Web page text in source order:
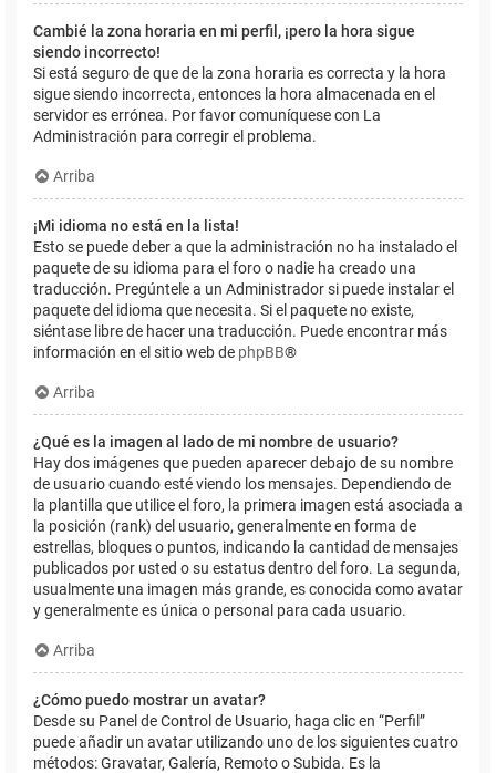
Cambié la zona horaria en mi perfil, ¡pero la hora sigue
siendo incorrecto!
Si está seguro de que de la zona horaria es correcta y la hora
sigue siendo incorrecta, entonces la hora almacenada en el
servidor es errónea. Por favor comuníquese con La
Administración para corregir el problema.
Arriba
¡Mi idioma no está en la lista!
Esto se puede deber a que la administración no ha instalado el
paquete de su idioma para el foro o nadie ha creado una
traducción. Pregúntele a un Administrador si puede instalar el
paquete del idioma que necesita. Si el paquete no existe,
siéntase libre de hacer una traducción. Puede encontrar más
información en el sitio web de phpBB®
Arriba
¿Qué es la imagen al lado de mi nombre de usuario?
Hay dos imágenes que pueden aparecer debajo de su nombre
de usuario cuando esté viendo los mensajes. Dependiendo de
la plantilla que utilice el foro, la primera imagen está asociada a
la posición (rank) del usuario, generalmente en forma de
estrellas, bloques o puntos, indicando la cantidad de mensajes
publicados por usted o su estatus dentro del foro. La segunda,
usualmente una imagen más grande, es conocida como avatar
y generalmente es única o personal para cada usuario.
Arriba
¿Cómo puedo mostrar un avatar?
Desde su Panel de Control de Usuario, haga clic en “Perfil”
puede añadir un avatar utilizando uno de los siguientes cuatro
métodos: Gravatar, Galería, Remoto o Subida. Es la